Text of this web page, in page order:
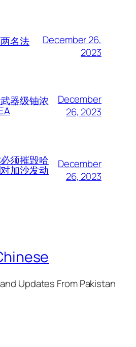
名法
December 26,
2023
器级铀浓
December
26, 2023
须摧毁哈
加沙发动
December
26, 2023
Updates From Pakistan